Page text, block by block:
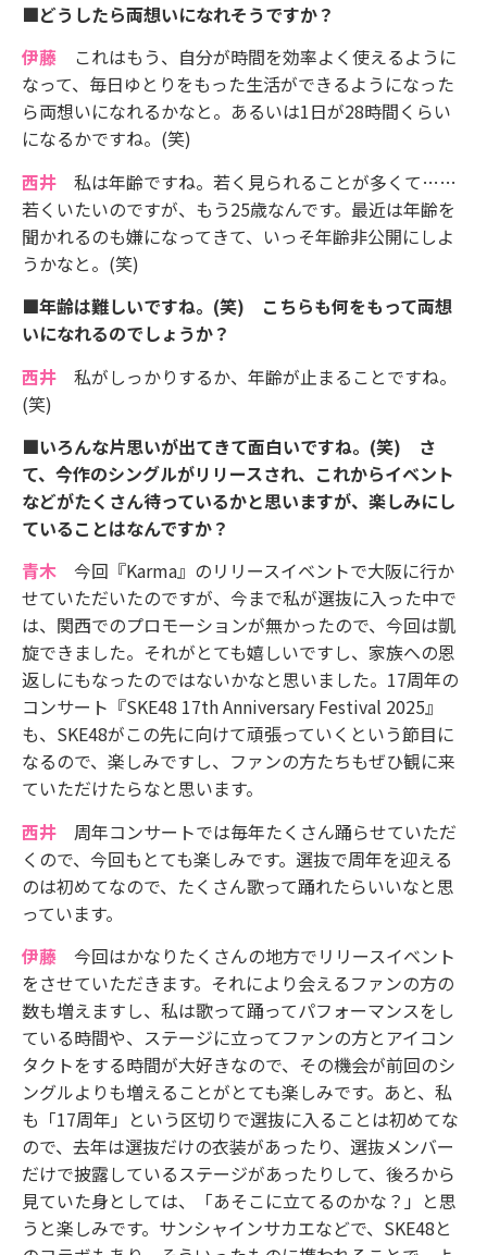
■どうしたら両想いになれそうですか？
伊藤 これはもう、自分が時間を効率よく使えるように
なって、毎日ゆとりをもった生活ができるようになった
ら両想いになれるかなと。あるいは1日が28時間くらい
になるかですね。(笑)
西井 私は年齢ですね。若く見られることが多くて……
若くいたいのですが、もう25歳なんです。最近は年齢を
聞かれるのも嫌になってきて、いっそ年齢非公開にしよ
うかなと。(笑)
■年齢は難しいですね。(笑) こちらも何をもって両想
いになれるのでしょうか？
西井 私がしっかりするか、年齢が止まることですね。
(笑)
■いろんな片思いが出てきて面白いですね。(笑) さ
て、今作のシングルがリリースされ、これからイベント
などがたくさん待っているかと思いますが、楽しみにし
ていることはなんですか？
青木 今回『Karma』のリリースイベントで大阪に行か
せていただいたのですが、今まで私が選抜に入った中で
は、関西でのプロモーションが無かったので、今回は凱
旋できました。それがとても嬉しいですし、家族への恩
返しにもなったのではないかなと思いました。17周年の
コンサート『SKE48 17th Anniversary Festival 2025』
も、SKE48がこの先に向けて頑張っていくという節目に
なるので、楽しみですし、ファンの方たちもぜひ観に来
ていただけたらなと思います。
西井 周年コンサートでは毎年たくさん踊らせていただ
くので、今回もとても楽しみです。選抜で周年を迎える
のは初めてなので、たくさん歌って踊れたらいいなと思
っています。
伊藤 今回はかなりたくさんの地方でリリースイベント
をさせていただきます。それにより会えるファンの方の
数も増えますし、私は歌って踊ってパフォーマンスをし
ている時間や、ステージに立ってファンの方とアイコン
タクトをする時間が大好きなので、その機会が前回のシ
ングルよりも増えることがとても楽しみです。あと、私
も「17周年」という区切りで選抜に入ることは初めてな
ので、去年は選抜だけの衣装があったり、選抜メンバー
だけで披露しているステージがあったりして、後ろから
見ていた身としては、「あそこに立てるのかな？」と思
うと楽しみです。サンシャインサカエなどで、SKE48と